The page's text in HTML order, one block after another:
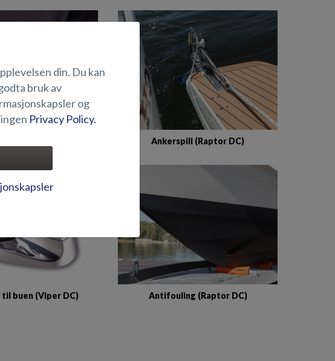
Ankerspill (Raptor DC)
buen (Viper DC) Antifouling (Raptor DC)
din. Du kan
bruk av
og
Privacy Policy.